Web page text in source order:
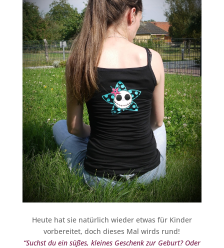
Heute hat sie natürlich wieder etwas für Kinder
vorbereitet, doch dieses Mal wirds rund!
“Suchst du ein süßes, kleines Geschenk zur Geburt? Oder